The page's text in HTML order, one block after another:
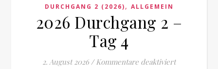
DURCHGANG 2 (2026), ALLGEMEIN
2026 Durchgang 2 –
Tag 4
2. August 2026 / Kommentare deaktiviertfür 2026